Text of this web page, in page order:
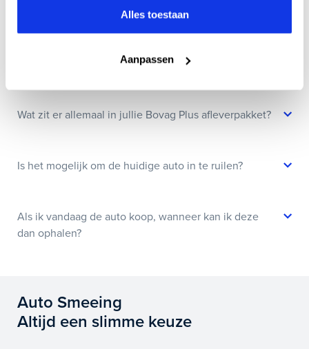
Alles toestaan
Aanpassen
Kan ik een auto reserveren?
Hoe weet ik of deze auto nog beschikbaar is?
Wat zit er allemaal in jullie Bovag Plus afleverpakket?
Is het mogelijk om de huidige auto in te ruilen?
Als ik vandaag de auto koop, wanneer kan ik deze
dan ophalen?
Auto Smeeing
Altijd een slimme keuze